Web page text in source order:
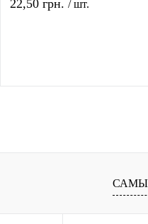
22,50 грн. / шт.